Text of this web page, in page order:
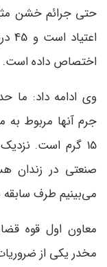
حتی جرائم خشن
اختصاص داده است.
جرم آنها مربوط به
صنعتی در زندان
می‌بینیم طرف سابقه
معاون اول قوه
مخدر یکی از